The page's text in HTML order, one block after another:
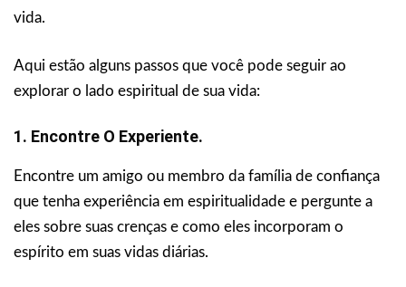
vida.
Aqui estão alguns passos que você pode seguir ao
explorar o lado espiritual de sua vida:
1. Encontre O Experiente.
Encontre um amigo ou membro da família de confiança
que tenha experiência em espiritualidade e pergunte a
eles sobre suas crenças e como eles incorporam o
espírito em suas vidas diárias.